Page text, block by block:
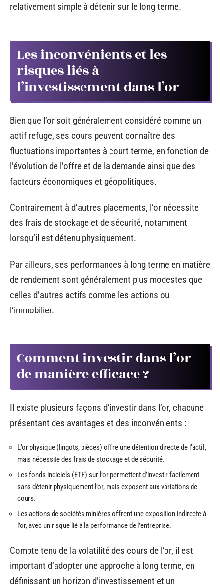
relativement simple à détenir sur le long terme.
Les inconvénients et les
risques liés à
l’investissement dans l’or
Bien que l’or soit généralement considéré comme un
actif refuge, ses cours peuvent connaître des
fluctuations importantes à court terme, en fonction de
l’évolution de l’offre et de la demande ainsi que des
facteurs économiques et géopolitiques.
Contrairement à d’autres placements, l’or nécessite
des frais de stockage et de sécurité, notamment
lorsqu’il est détenu physiquement.
Par ailleurs, ses performances à long terme en matière
de rendement sont généralement plus modestes que
celles d’autres actifs comme les actions ou
l’immobilier.
Comment investir dans l’or
de manière efficace ?
Il existe plusieurs façons d’investir dans l’or, chacune
présentant des avantages et des inconvénients :
L’or physique (lingots, pièces) offre une détention directe de l’actif,
mais nécessite des frais de stockage et de sécurité.
Les fonds indiciels (ETF) sur l’or permettent d’investir facilement
sans détenir physiquement l’or, mais exposent aux variations de
cours.
Les actions de sociétés minières offrent une exposition indirecte à
l’or, avec un risque lié à la performance de l’entreprise.
Compte tenu de la volatilité des cours de l’or, il est
important d’adopter une approche à long terme, en
définissant un horizon d’investissement et un